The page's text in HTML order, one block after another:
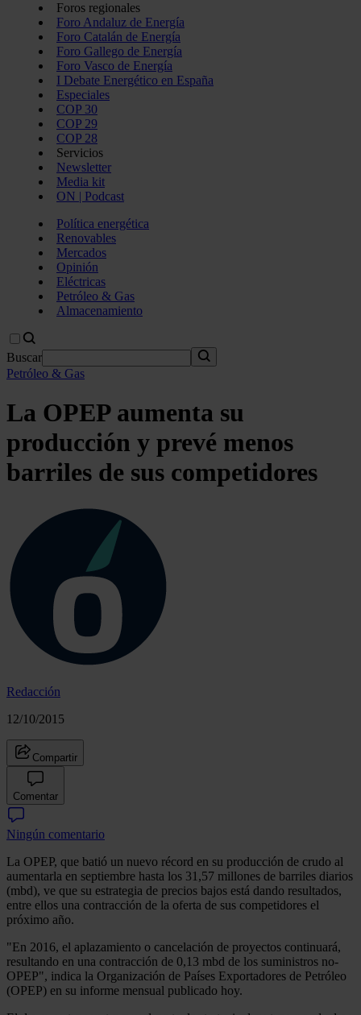
Foros regionales
Foro Andaluz de Energía
Foro Catalán de Energía
Foro Gallego de Energía
Foro Vasco de Energía
I Debate Energético en España
Especiales
COP 30
COP 29
COP 28
Servicios
Newsletter
Media kit
ON | Podcast
Política energética
Renovables
Mercados
Opinión
Eléctricas
Petróleo & Gas
Almacenamiento
Buscar
Petróleo & Gas
La OPEP aumenta su
producción y prevé menos
barriles de sus competidores
Redacción
12/10/2015
Compartir
Comentar
Ningún comentario
La OPEP, que batió un nuevo récord en su producción de crudo al
aumentarla en septiembre hasta los 31,57 millones de barriles diarios
(mbd), ve que su estrategia de precios bajos está dando resultados,
entre ellos una contracción de la oferta de sus competidores el
próximo año.
"En 2016, el aplazamiento o cancelación de proyectos continuará,
resultando en una contracción de 0,13 mbd de los suministros no-
OPEP", indica la Organización de Países Exportadores de Petróleo
(OPEP) en su informe mensual publicado hoy.